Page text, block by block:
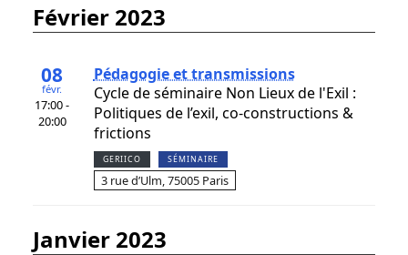
février 2023
08
févr.
17:00 -
20:00
Pédagogie et transmissions
Cycle de séminaire Non Lieux de l'Exil :
Politiques de l’exil, co-constructions &
frictions
GERIICO SÉMINAIRE
3 rue d’Ulm, 75005 Paris
janvier 2023